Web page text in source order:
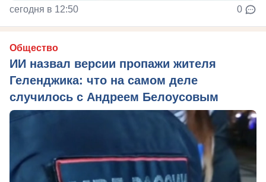
сегодня в 12:50 0
Общество
ИИ назвал версии пропажи жителя
Геленджика: что на самом деле
случилось с Андреем Белоусовым